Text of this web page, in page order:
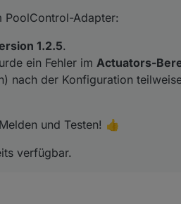
Die Version ist bereits verfügbar.
PoolControl-Adapter:
1.2.5.
ein Fehler im Actuators-
nach der Konfiguration
und Testen! 👍
verfügbar.